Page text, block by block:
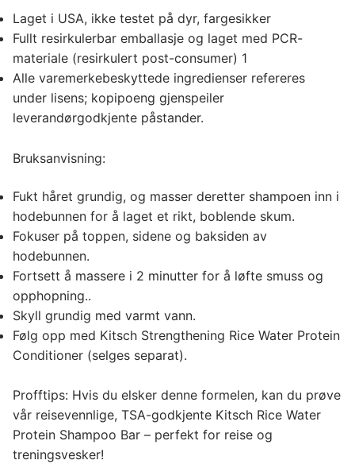
Laget i USA, ikke testet på dyr, fargesikker
Fullt resirkulerbar emballasje og laget med PCR-
materiale (resirkulert post-consumer) 1
Alle varemerkebeskyttede ingredienser refereres
under lisens; kopipoeng gjenspeiler
leverandørgodkjente påstander.
Bruksanvisning:
Fukt håret grundig, og masser deretter shampoen inn i
hodebunnen for å laget et rikt, boblende skum.
Fokuser på toppen, sidene og baksiden av
hodebunnen.
Fortsett å massere i 2 minutter for å løfte smuss og
opphopning..
Skyll grundig med varmt vann.
Følg opp med Kitsch Strengthening Rice Water Protein
Conditioner (selges separat).
Profftips: Hvis du elsker denne formelen, kan du prøve
vår reisevennlige, TSA-godkjente Kitsch Rice Water
Protein Shampoo Bar – perfekt for reise og
treningsvesker!